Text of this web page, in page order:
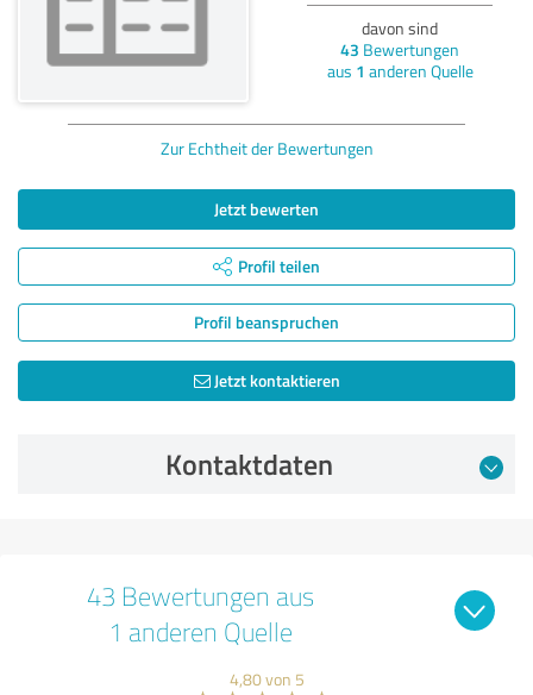
davon sind
43 Bewertungen
aus 1 anderen Quelle
Zur Echtheit der Bewertungen
Jetzt bewerten
Profil teilen
Profil beanspruchen
Jetzt kontaktieren
Kontaktdaten
43 Bewertungen aus
1 anderen Quelle
4,80 von 5